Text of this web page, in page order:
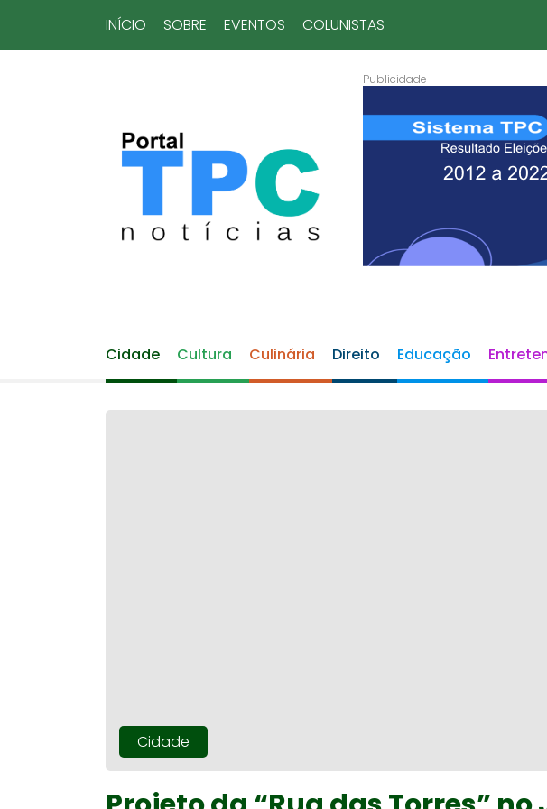
INÍCIO SOBRE EVENTOS COLUNISTAS
Cidade Cultura Culinária Direito Educação
Cidade